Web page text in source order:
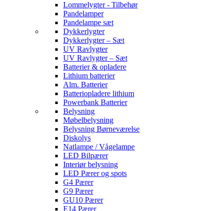
Lommelygter - Tilbehør
Pandelamper
Pandelampe sæt
Dykkerlygter
Dykkerlygter – Sæt
UV Ravlygter
UV Ravlygter – Sæt
Batterier & opladere
Lithium batterier
Alm. Batterier
Batteriopladere lithium
Powerbank Batterier
Belysning
Møbelbelysning
Belysning Børneværelse
Diskolys
Natlampe / Vågelampe
LED Bilpærer
Interiør belysning
LED Pærer og spots
G4 Pærer
G9 Pærer
GU10 Pærer
E14 Pærer